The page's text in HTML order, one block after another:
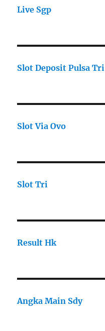
Live Sgp
Slot Deposit Pulsa Tri
Slot Via Ovo
Slot Tri
Result Hk
Angka Main Sdy